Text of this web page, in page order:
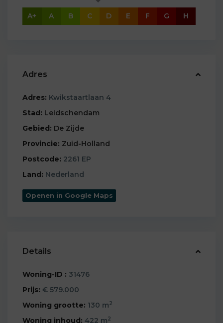
A+ A B C D E F G H
Adres
Adres: Kwikstaartlaan 4
Stad: Leidschendam
Gebied: De Zijde
Provincie: Zuid-Holland
Postcode: 2261 EP
Land: Nederland
Openen in Google Maps
Details
Woning-ID : 31476
Prijs: € 579.000
Woning grootte: 130 m2
Woning inhoud: 422 m2